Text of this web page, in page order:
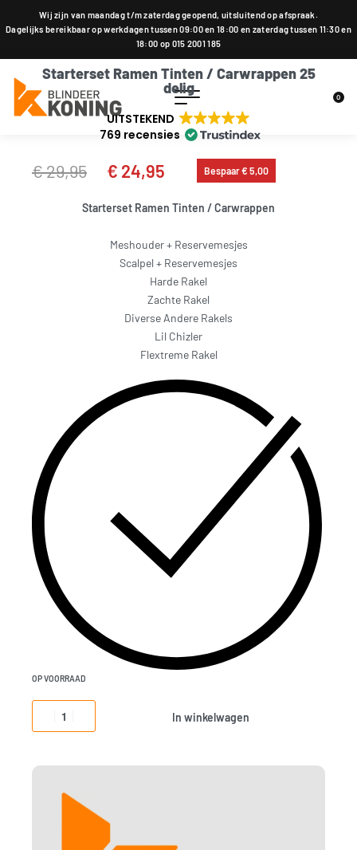
Wij zijn van maandag t/m zaterdag geopend, uitsluitend op afspraak.
Dagelijks bereikbaar op werkdagen tussen 09:00 en 18:00 en zaterdag tussen 11:30 en
18:00 op 015 2001 185
0
Starterset Ramen Tinten / Carwrappen 25
delig
UITSTEKEND
769 recensies
€29,95 € 24,95 Bespaar € 5,00
Starterset Ramen Tinten / Carwrappen
Meshouder + Reservemesjes
Scalpel + Reservemesjes
Harde Rakel
Zachte Rakel
Diverse Andere Rakels
Lil Chizler
Flextreme Rakel
OP VOORRAAD
In winkelwagen